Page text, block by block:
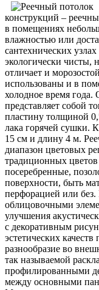
конструкций –
в помещениях
влажностью или
сантехнических
экологически чисты,
отличает и
использованы и в
холодное время года.
представляет собой
пластину толщиной
лака горячей сушки.
15 см и длину 4 м.
диапазон цветовых
традиционных
посеребренные,
поверхности, быть
перфорацией или
облицовочными
улучшения
с декоративным
эстетических
разнообразие во
так называемой
профилированными
между основными